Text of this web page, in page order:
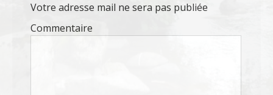
Votre adresse mail ne sera pas publiée
Commentaire